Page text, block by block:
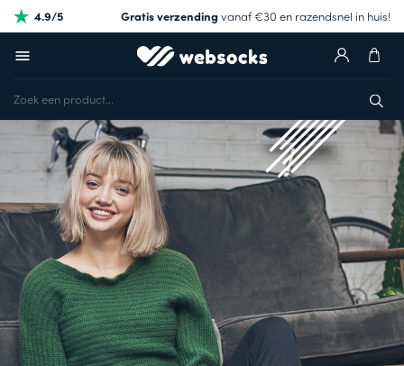
4.9/5 Gratis verzendingvanaf €30 en razendsnel in huis!